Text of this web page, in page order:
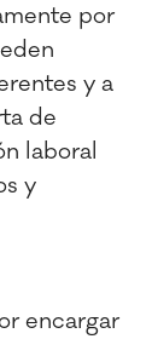
por
y a
de
laboral
y
encargar